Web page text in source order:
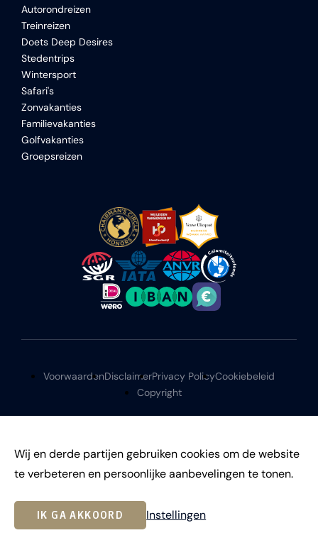
Wij en derde partijen gebruiken cookies om de website
te verbeteren en persoonlijke aanbevelingen te tonen.
IK GA AKKOORD Instellingen
Autorondreizen
Treinreizen
Doets Deep Desires
Stedentrips
Wintersport
Safari's
Zonvakanties
Familievakanties
Golfvakanties
Groepsreizen
VoorwaardenDisclaimerPrivacy PolicyCookiebeleid
Copyright
©2026